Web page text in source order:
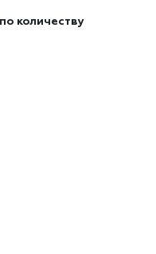
количеству